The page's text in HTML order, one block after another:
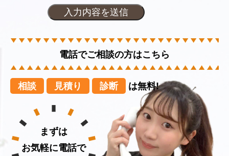
電話でご相談の方はこちら
相談 見積り 診断 は無料!
まずは
お気軽に電話で